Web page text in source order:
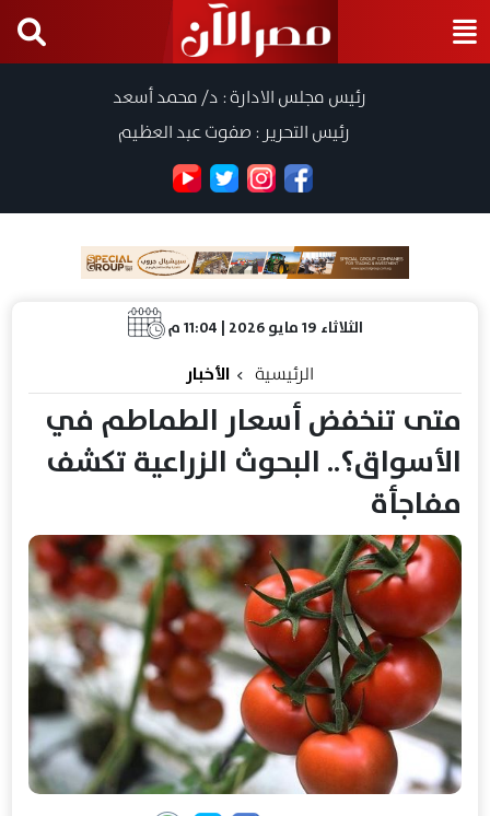
رئيس مجلس الادارة : د/ محمد أسعد
رئيس التحرير : صفوت عبد العظيم
الثلاثاء 19 مايو 2026 | 11:04 م
الرئيسية الأخبار
متى تنخفض أسعار الطماطم في
الأسواق؟.. البحوث الزراعية تكشف
مفاجأة